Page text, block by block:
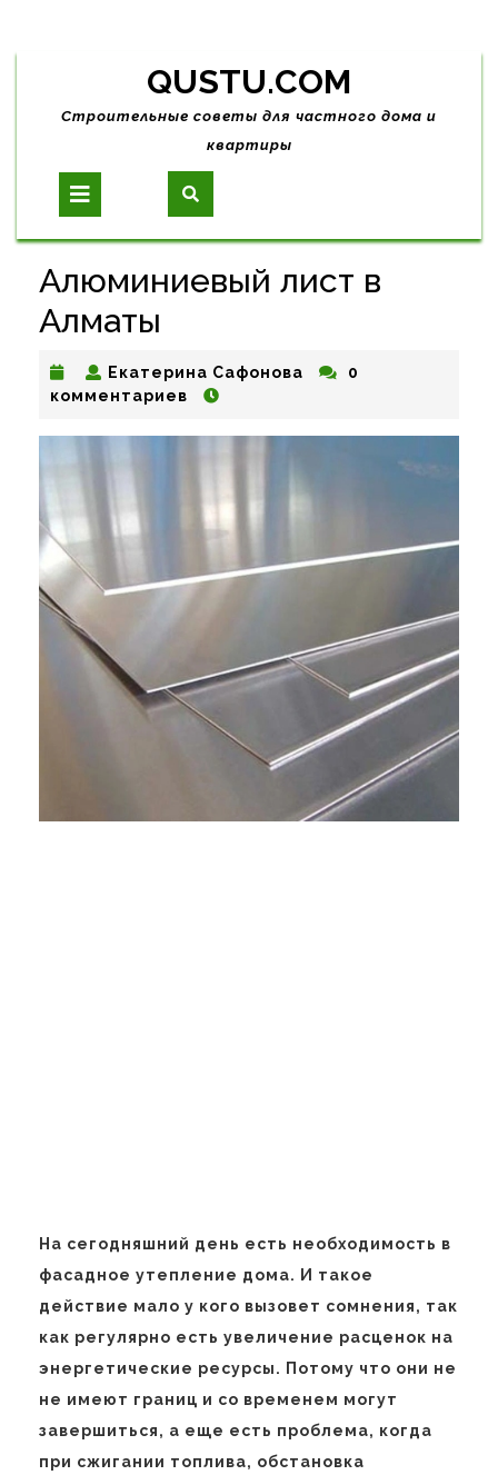
Skip
content
QUSTU.COM
Строительные советы для частного дома и
квартиры
Open
Button
Алюминиевый лист в
Алматы
Екатерина Сафонова Екатерина
0
комментариев
На сегодняшний день есть необходимость в
фасадное утепление дома. И такое
действие мало у кого вызовет сомнения, так
как регулярно есть увеличение расценок на
энергетические ресурсы. Потому что они не
не имеют границ и со временем могут
завершиться, а еще есть проблема, когда
при сжигании топлива, обстановка